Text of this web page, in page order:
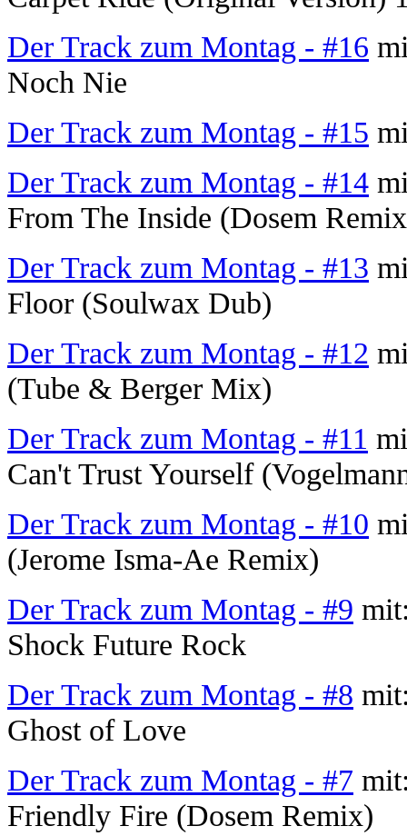
Der Track zum Montag - #16
Noch Nie
Der Track zum Montag - #15
Der Track zum Montag - #14
From The Inside (Dosem
Der Track zum Montag - #13
Floor (Soulwax Dub)
Der Track zum Montag - #12
(Tube & Berger Mix)
Der Track zum Montag - #11
Can't Trust Yourself
Der Track zum Montag - #10
(Jerome Isma-Ae Remix)
Der Track zum Montag - #9
Shock Future Rock
Der Track zum Montag - #8
Ghost of Love
Der Track zum Montag - #7
Friendly Fire (Dosem Remix)